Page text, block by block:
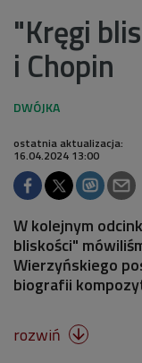
"Kręgi
i Chopin
ostatnia aktualizacja:
16.04.2024 13:00
W kolejnym
bliskości"
Wierzyńskiego
biografii
rozwiń 